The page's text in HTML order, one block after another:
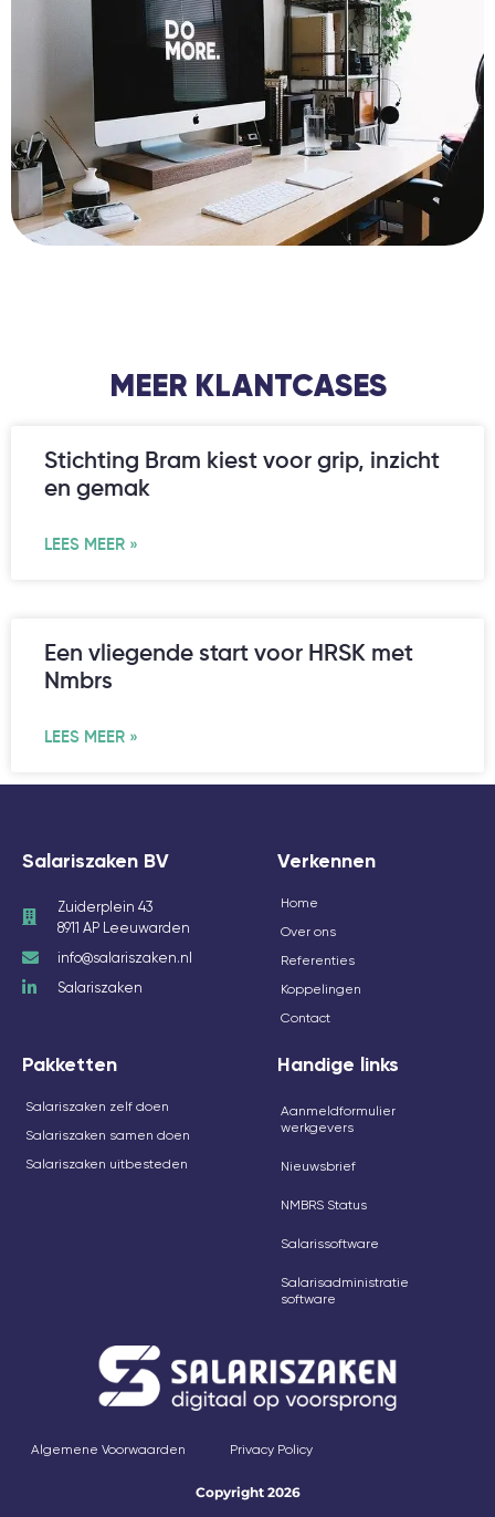
MEER KLANTCASES
Stichting Bram kiest voor grip, inzicht
en gemak
LEES MEER »
Een vliegende start voor HRSK met
Nmbrs
LEES MEER »
Salariszaken BV
Zuiderplein 43
8911 AP Leeuwarden
info@salariszaken.nl
Salariszaken
Verkennen
Home
Over ons
Referenties
Koppelingen
Contact
Pakketten
Salariszaken zelf doen
Salariszaken samen doen
Salariszaken uitbesteden
Handige links
Aanmeldformulier
werkgevers
Nieuwsbrief
NMBRS Status
Salarissoftware
Salarisadministratie
software
Algemene Voorwaarden Privacy Policy
Copyright 2026